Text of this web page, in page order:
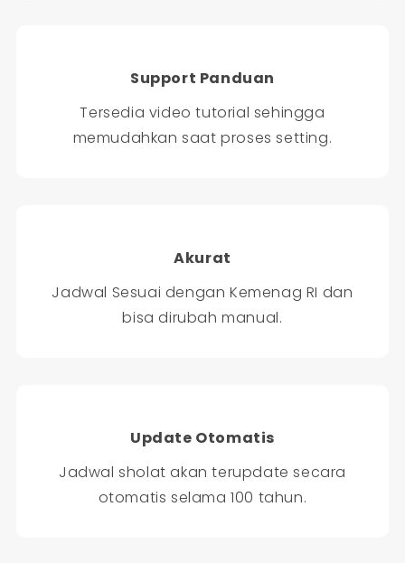
Support Panduan
Tersedia video tutorial sehingga
memudahkan saat proses setting.
Akurat
Jadwal Sesuai dengan Kemenag RI dan
bisa dirubah manual.
Update Otomatis
Jadwal sholat akan terupdate secara
otomatis selama 100 tahun.